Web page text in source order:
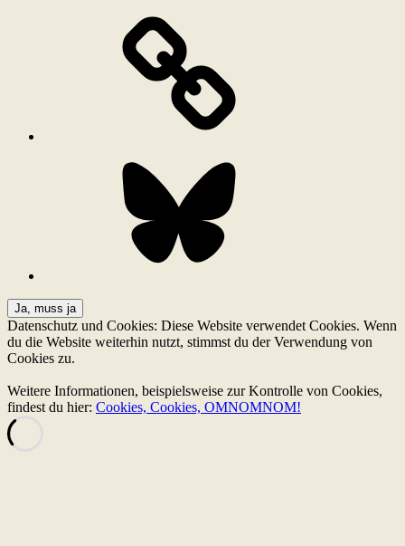
Datenschutz und Cookies: Diese Website verwendet Cookies. Wenn
du die Website weiterhin nutzt, stimmst du der Verwendung von
Cookies zu.
Weitere Informationen, beispielsweise zur Kontrolle von Cookies,
findest du hier: Cookies, Cookies, OMNOMNOM!